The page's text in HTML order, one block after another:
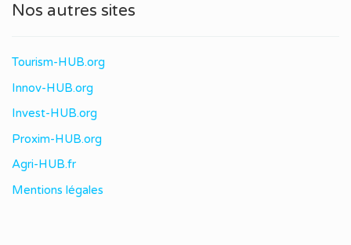
Nos autres sites
Tourism-HUB.org
Innov-HUB.org
Invest-HUB.org
Proxim-HUB.org
Agri-HUB.fr
Mentions légales